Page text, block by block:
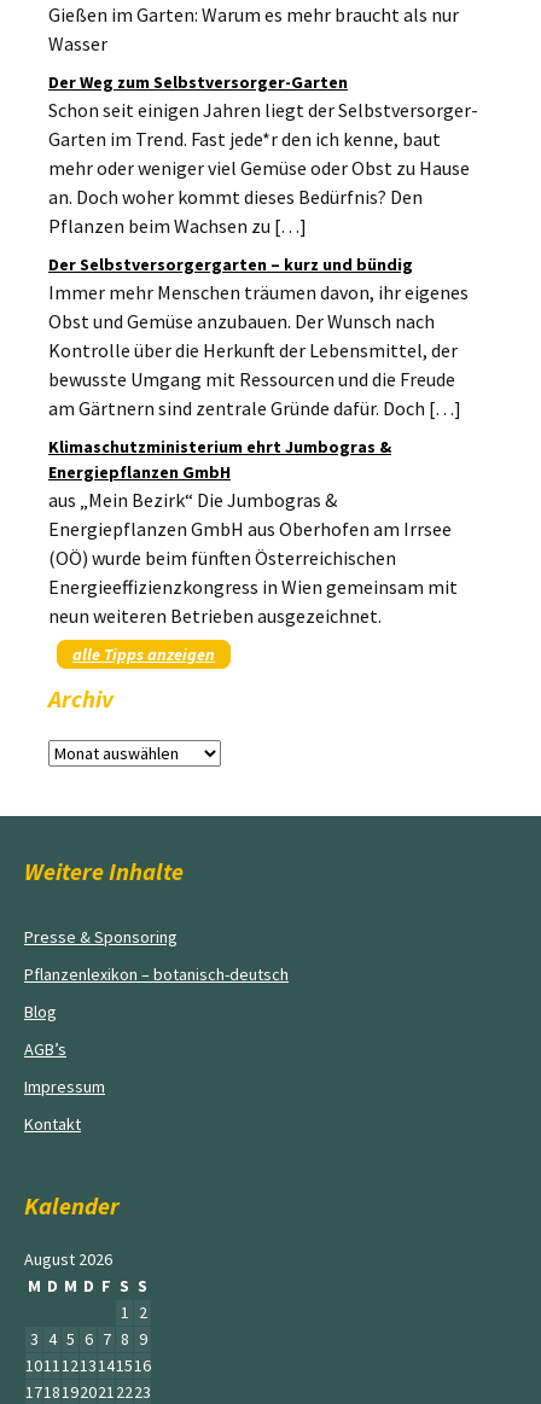
Gießen im Garten: Warum es mehr braucht als nur
Wasser
Der Weg zum Selbstversorger-Garten
Schon seit einigen Jahren liegt der Selbstversorger-
Garten im Trend. Fast jede*r den ich kenne, baut
mehr oder weniger viel Gemüse oder Obst zu Hause
an. Doch woher kommt dieses Bedürfnis? Den
Pflanzen beim Wachsen zu […]
Der Selbstversorgergarten – kurz und bündig
Immer mehr Menschen träumen davon, ihr eigenes
Obst und Gemüse anzubauen. Der Wunsch nach
Kontrolle über die Herkunft der Lebensmittel, der
bewusste Umgang mit Ressourcen und die Freude
am Gärtnern sind zentrale Gründe dafür. Doch […]
Klimaschutzministerium ehrt Jumbogras &
Energiepflanzen GmbH
aus „Mein Bezirk“ Die Jumbogras &
Energiepflanzen GmbH aus Oberhofen am Irrsee
(OÖ) wurde beim fünften Österreichischen
Energieeffizienzkongress in Wien gemeinsam mit
neun weiteren Betrieben ausgezeichnet.
alle Tipps anzeigen
Archiv
Archiv
Weitere Inhalte
Presse & Sponsoring
Pflanzenlexikon – botanisch-deutsch
Blog
AGB’s
Impressum
Kontakt
Kalender
August 2026
M D M D F S S
1 2
3 4 5 6 7 8 9
10111213141516
17181920212223